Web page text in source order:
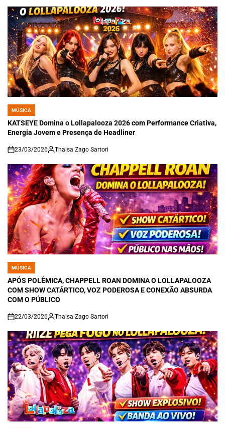
POSTED
IN
MÚSICA
KATSEYE Domina o Lollapalooza 2026 com Performance Criativa,
Energia Jovem e Presença de Headliner
on
23/03/2026 Thaisa Zago Sartori
POSTED
IN
MÚSICA
APÓS POLÊMICA, CHAPPELL ROAN DOMINA O LOLLAPALOOZA
COM SHOW CATÁRTICO, VOZ PODEROSA E CONEXÃO ABSURDA
COM O PÚBLICO
on
22/03/2026 Thaisa Zago Sartori